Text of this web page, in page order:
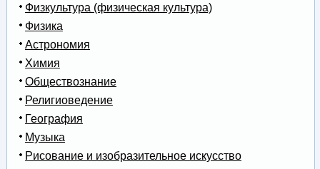
Физкультура (физическая культура)
Физика
Астрономия
Химия
Обществознание
Религиоведение
География
Музыка
Рисование и изобразительное искусство